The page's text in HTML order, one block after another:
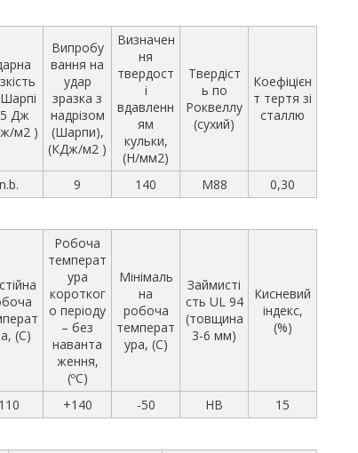
Дж
м2 )
Випробу
вання на
удар
зразка з
надрізом
(Шарпи),
(КДж/м2 )
Визначен
ня
твердост
і
вдавленн
ям
кульки,
(Н/мм2)
Твердіст
ь по
Роквеллу
(сухий)
Коефіцієн
т тертя зі
сталлю
n.b. 9 140 M88
0,30
(С)
Робоча
температ
ура
коротког
о періоду
– без
наванта
ження,
(ºС)
Мінімаль
на
робоча
температ
ура, (С)
Займисті
сть UL 94
(товщина
3-6 мм)
Кисневий
індекс,
(%)
110 +140 -50 HB
15